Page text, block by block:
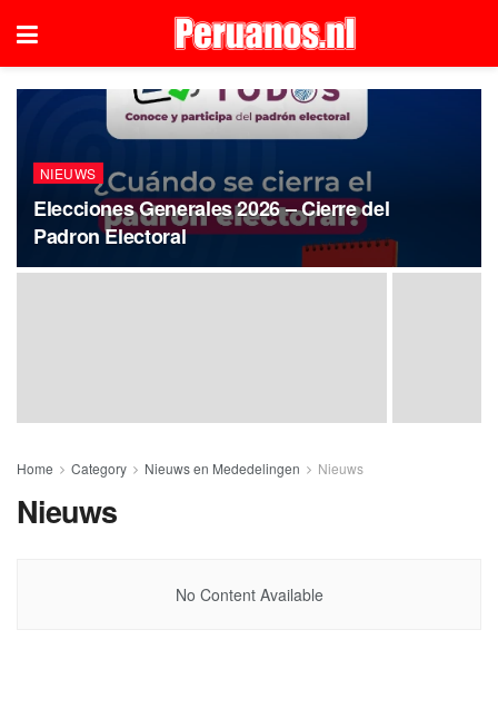
NIEUWS
Elecciones Generales 2026 – Cierre del
Padron Electoral
Home Category Nieuws en Mededelingen Nieuws
Nieuws
No Content Available